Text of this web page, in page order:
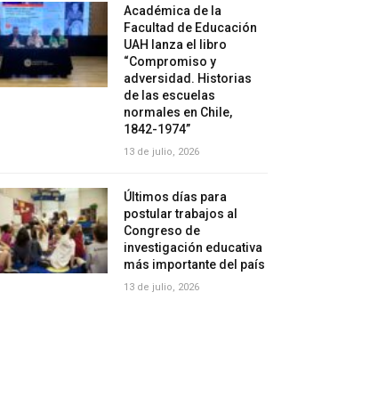
Académica de la
Facultad de Educación
UAH lanza el libro
“Compromiso y
adversidad. Historias
de las escuelas
normales en Chile,
1842-1974”
13 de julio, 2026
Últimos días para
postular trabajos al
Congreso de
investigación educativa
más importante del país
13 de julio, 2026